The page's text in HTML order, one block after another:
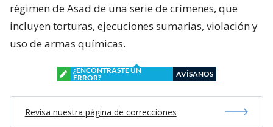
régimen de Asad de una serie de crímenes, que
incluyen torturas, ejecuciones sumarias, violación y
uso de armas químicas.
¿ENCONTRASTE UN
ERROR?
AVÍSANOS
Revisa nuestra página de correcciones